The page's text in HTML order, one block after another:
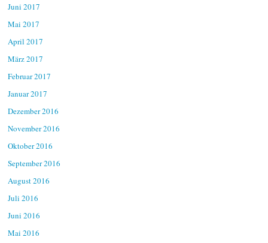
Juni 2017
Mai 2017
April 2017
März 2017
Februar 2017
Januar 2017
Dezember 2016
November 2016
Oktober 2016
September 2016
August 2016
Juli 2016
Juni 2016
Mai 2016